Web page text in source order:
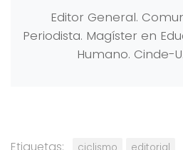
Editor General.
Periodista. Magíster en
Humano. Cinde-